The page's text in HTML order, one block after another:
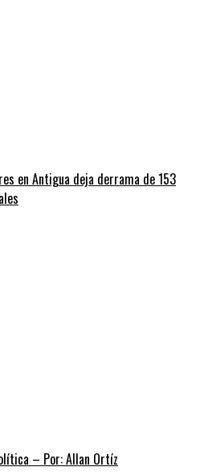
en Antigua deja derrama de 153
– Por: Allan Ortíz